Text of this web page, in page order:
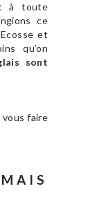
à toute
ce
et
qu’on
sont
faire